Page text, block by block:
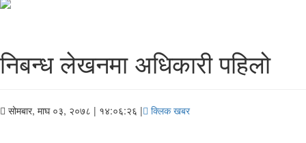
निबन्ध लेखनमा अधिकारी पहिलो
सोमबार, माघ ०३, २०७८ | १४:०६:२६ | क्लिक खबर